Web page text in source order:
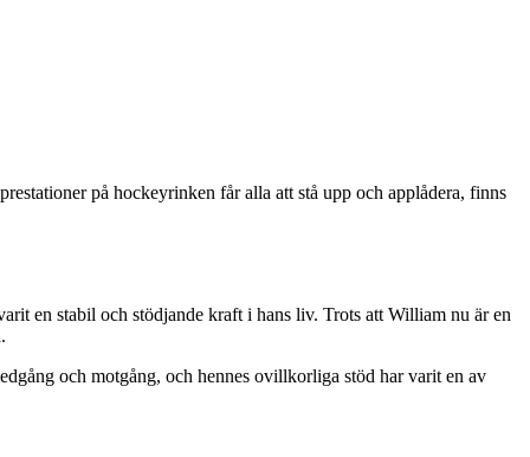
på hockeyrinken får alla att stå upp och applådera, finns
en stabil och stödjande kraft i hans liv. Trots att William nu är en
och motgång, och hennes ovillkorliga stöd har varit en av